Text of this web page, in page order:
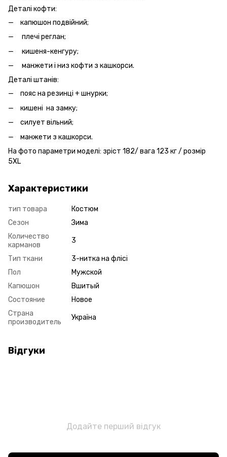
Деталі кофти:
капюшон подвійний;
плечі реглан;
кишеня-кенгуру;
манжети і низ кофти з кашкорси.
Деталі штанів:
пояс на резинці + шнурки;
кишені на замку;
силует вільний;
манжети з кашкорси.
На фото параметри моделі: зріст 182/ вага 123 кг / розмір
5XL
Характеристики
тип товара
Костюм
Сезон
Зима
Количество
карманов
3
Тип ткани
3-нитка на флісі
Пол
Мужской
Капюшон
Вшитый
Состояние
Новое
Страна
производитель
Україна
Відгуки
Додайте перший відгук